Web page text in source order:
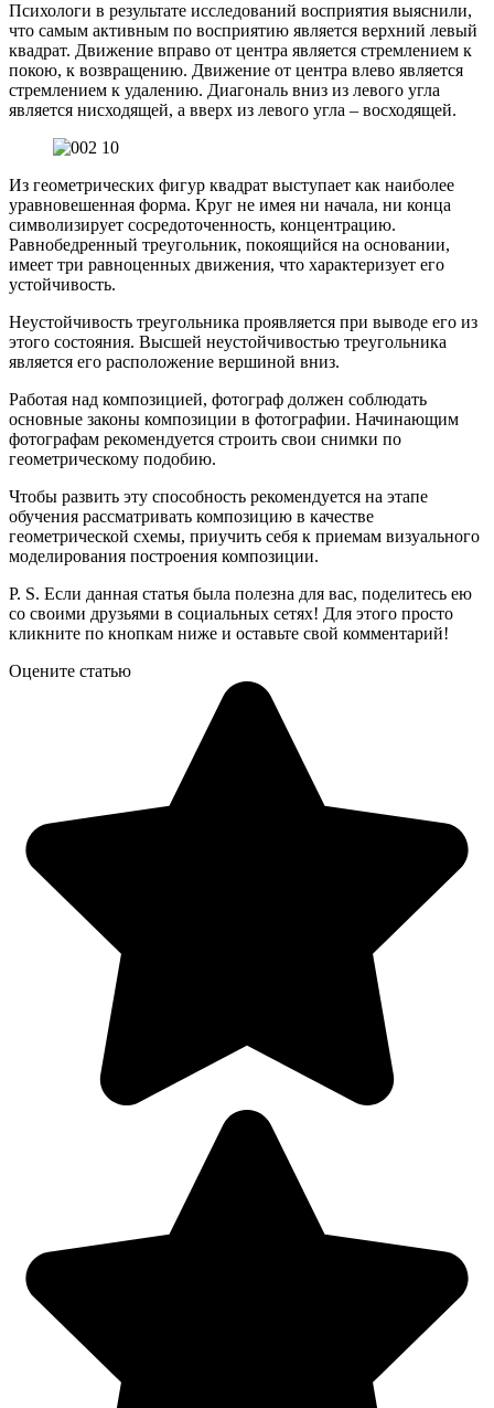
Психологи в результате исследований восприятия выяснили,
что самым активным по восприятию является верхний левый
квадрат. Движение вправо от центра является стремлением к
покою, к возвращению. Движение от центра влево является
стремлением к удалению. Диагональ вниз из левого угла
является нисходящей, а вверх из левого угла – восходящей.
Из геометрических фигур квадрат выступает как наиболее
уравновешенная форма. Круг не имея ни начала, ни конца
символизирует сосредоточенность, концентрацию.
Равнобедренный треугольник, покоящийся на основании,
имеет три равноценных движения, что характеризует его
устойчивость.
Неустойчивость треугольника проявляется при выводе его из
этого состояния. Высшей неустойчивостью треугольника
является его расположение вершиной вниз.
Работая над композицией, фотограф должен соблюдать
основные законы композиции в фотографии. Начинающим
фотографам рекомендуется строить свои снимки по
геометрическому подобию.
Чтобы развить эту способность рекомендуется на этапе
обучения рассматривать композицию в качестве
геометрической схемы, приучить себя к приемам визуального
моделирования построения композиции.
P. S. Если данная статья была полезна для вас, поделитесь ею
со своими друзьями в социальных сетях! Для этого просто
кликните по кнопкам ниже и оставьте свой комментарий!
Оцените статью